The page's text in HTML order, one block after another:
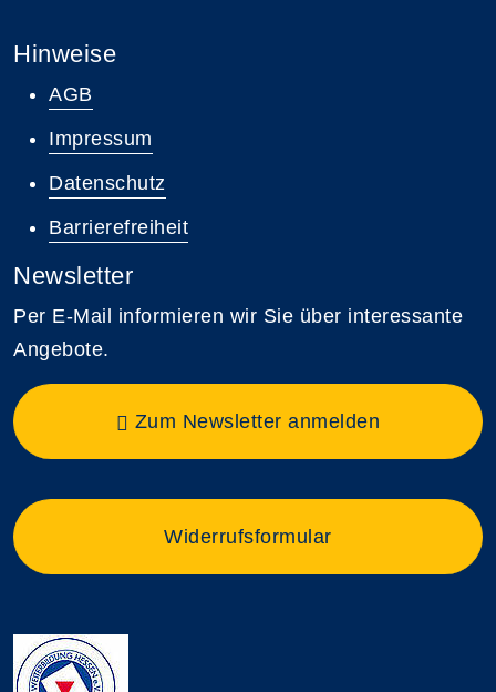
Hinweise
AGB
Impressum
Datenschutz
Barrierefreiheit
Newsletter
Per E-Mail informieren wir Sie über interessante
Angebote.
Zum Newsletter anmelden
Widerrufsformular